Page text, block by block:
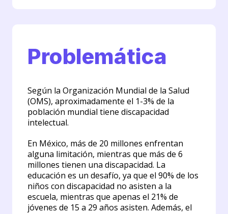
Problemática
Según la Organización Mundial de la Salud
(OMS), aproximadamente el 1-3% de la
población mundial tiene discapacidad
intelectual.
En México, más de 20 millones enfrentan
alguna limitación, mientras que más de 6
millones tienen una discapacidad. La
educación es un desafío, ya que el 90% de los
niños con discapacidad no asisten a la
escuela, mientras que apenas el 21% de
jóvenes de 15 a 29 años asisten. Además, el